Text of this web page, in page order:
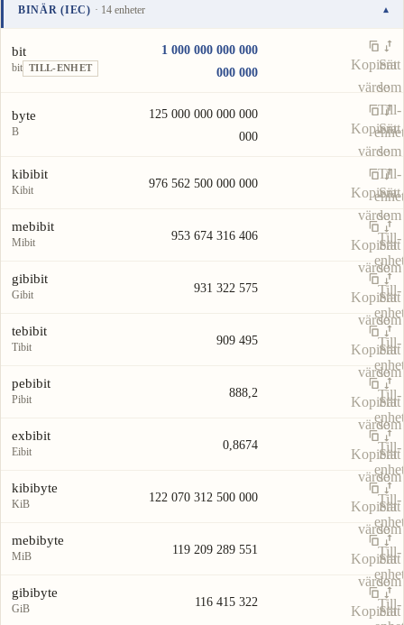
enhet
BINÄR (IEC) · 14 enheter ▾
bit
bit TILL-ENHET
1 000 000 000 000
000 000
Kopiera
värde
Sätt
som
Till-
enhet
byte
B
125 000 000 000 000
000
Kopiera
värde
Sätt
som
Till-
enhet
kibibit
Kibit 976 562 500 000 000
Kopiera
värde
Sätt
som
Till-
enhet
mebibit
Mibit 953 674 316 406
Kopiera
värde
Sätt
som
Till-
enhet
gibibit
Gibit 931 322 575
Kopiera
värde
Sätt
som
Till-
enhet
tebibit
Tibit 909 495
Kopiera
värde
Sätt
som
Till-
enhet
pebibit
Pibit 888,2
Kopiera
värde
Sätt
som
Till-
enhet
exbibit
Eibit 0,8674
Kopiera
värde
Sätt
som
Till-
enhet
kibibyte
KiB 122 070 312 500 000
Kopiera
värde
Sätt
som
Till-
enhet
mebibyte
MiB 119 209 289 551
Kopiera
värde
Sätt
som
Till-
gibibyte
GiB 116 415 322
Kopiera
Sätt